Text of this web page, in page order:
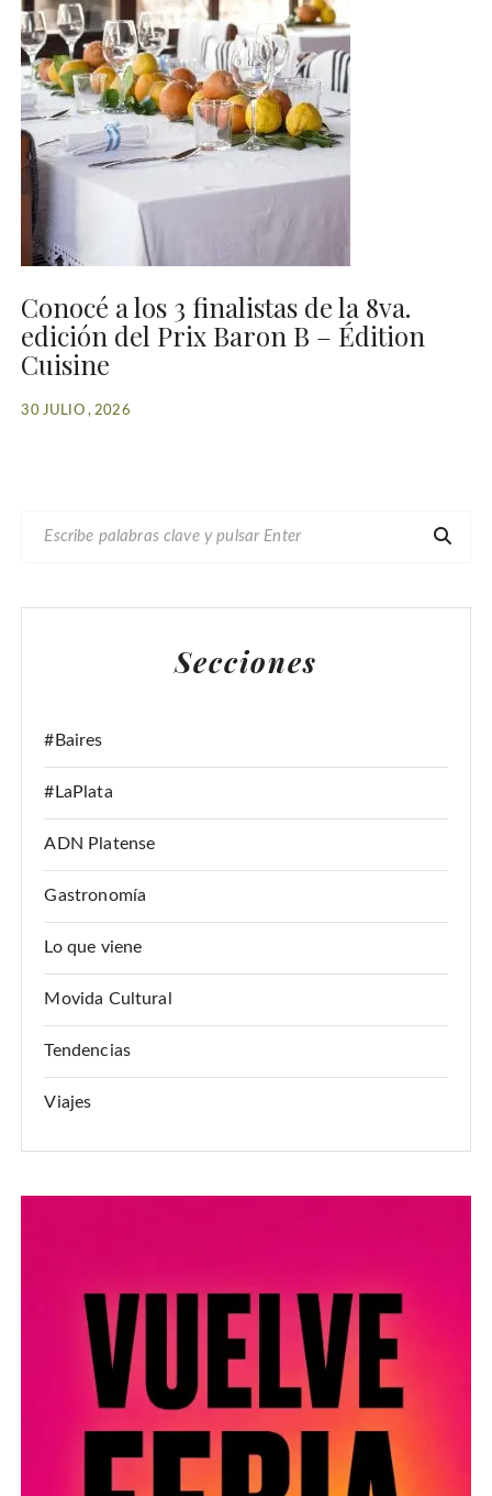
Conocé a los 3 finalistas de la 8va.
edición del Prix Baron B – Édition
Cuisine
30 JULIO , 2026
C
Secciones
#Baires
#LaPlata
ADN Platense
Gastronomía
Lo que viene
Movida Cultural
Tendencias
Viajes